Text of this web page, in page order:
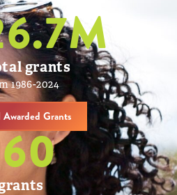
M
grants
1986-2024
Grants